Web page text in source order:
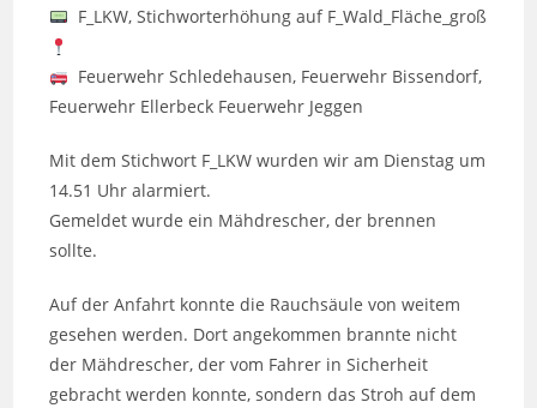
F_LKW, Stichworterhöhung auf F_Wald_Fläche_groß
Feuerwehr Schledehausen, Feuerwehr Bissendorf,
Feuerwehr Ellerbeck Feuerwehr Jeggen
Mit dem Stichwort F_LKW wurden wir am Dienstag um
14.51 Uhr alarmiert.
Gemeldet wurde ein Mähdrescher, der brennen
sollte.
Auf der Anfahrt konnte die Rauchsäule von weitem
gesehen werden. Dort angekommen brannte nicht
der Mähdrescher, der vom Fahrer in Sicherheit
gebracht werden konnte, sondern das Stroh auf dem